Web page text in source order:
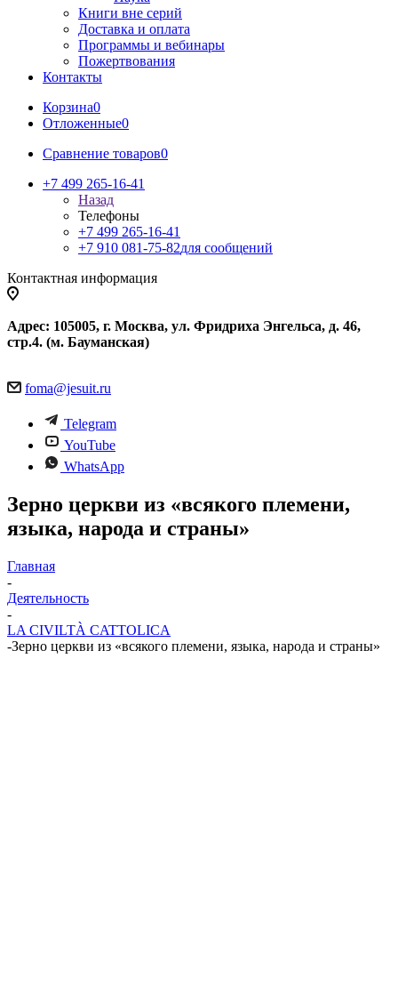
Книги вне серий
Доставка и оплата
Программы и вебинары
Пожертвования
Контакты
Корзина0
Отложенные0
Сравнение товаров0
+7 499 265-16-41
Назад
Телефоны
+7 499 265-16-41
+7 910 081-75-82для сообщений
Контактная информация
Адрес: 105005, г. Москва, ул. Фридриха Энгельса, д. 46,
стр.4. (м. Бауманская)
foma@jesuit.ru
Telegram
YouTube
WhatsApp
Зерно церкви из «всякого племени,
языка, народа и страны»
Главная
-
Деятельность
-
LA CIVILTÀ CATTOLICA
-Зерно церкви из «всякого племени, языка, народа и страны»